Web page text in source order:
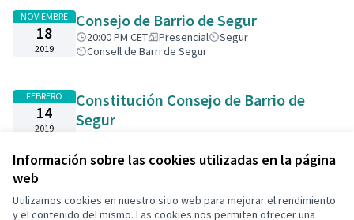
Información sobre las cookies utilizadas en la página
web
Utilizamos cookies en nuestro sitio web para mejorar el rendimiento
y el contenido del mismo. Las cookies nos permiten ofrecer una
NOVIEMBRE
18
2019
Consejo de Barrio de Segur
20:00 PM CET Presencial
Segur
Consell de Barri de Segur
FEBRERO
14
2019
Constitución Consejo de Barrio de
Segur
Términos y condiciones de uso